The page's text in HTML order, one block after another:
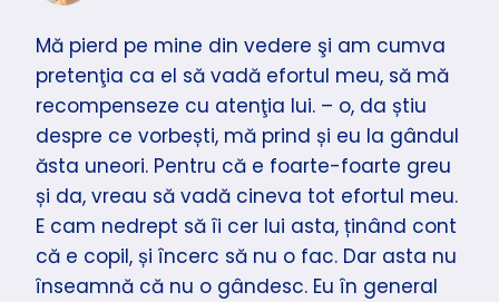
Mă pierd pe mine din vedere şi am cumva
pretenţia ca el să vadă efortul meu, să mă
recompenseze cu atenţia lui. – o, da știu
despre ce vorbești, mă prind și eu la gândul
ăsta uneori. Pentru că e foarte-foarte greu
și da, vreau să vadă cineva tot efortul meu.
E cam nedrept să îi cer lui asta, ținând cont
că e copil, și încerc să nu o fac. Dar asta nu
înseamnă că nu o gândesc. Eu în general